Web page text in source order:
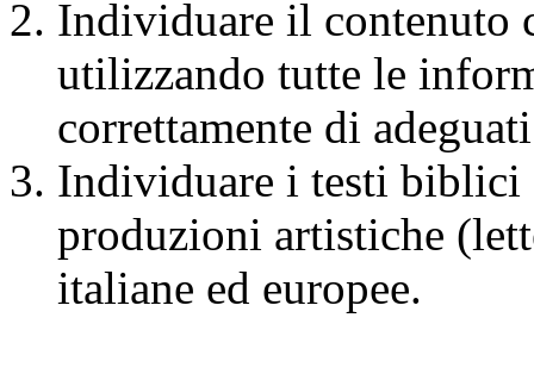
Individuare il contenuto
utilizzando tutte le
correttamente di
Individuare i testi biblici
produzioni artistiche
italiane ed europee.